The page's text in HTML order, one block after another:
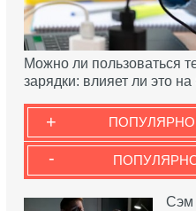
Можно ли пользоваться
зарядки: влияет ли это
+
-
Сэм